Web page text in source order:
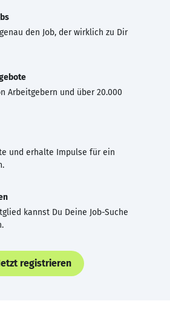
den Job, der wirklich zu Dir
Arbeitgebern und über 20.000
und erhalte Impulse für ein
kannst Du Deine Job-Suche
registrieren